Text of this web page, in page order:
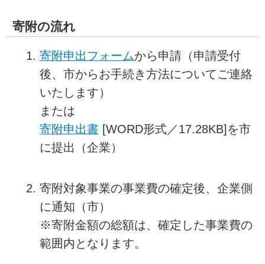
寄附の流れ
寄附申出フォームから申請（申請受付
後、市からお手続き方法についてご連絡
いたします）
または
寄附申出書[WORD形式／17.28KB]を市
に提出（企業）
寄附対象事業の事業費の確定後、企業側
に通知（市）
※寄附金額の総額は、確定した事業費の
範囲内となります。